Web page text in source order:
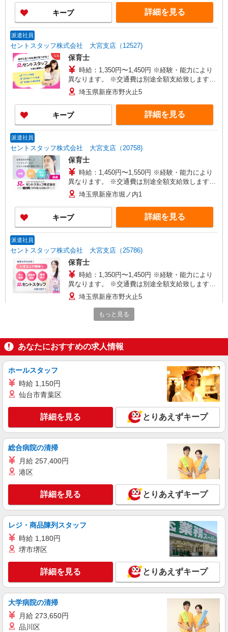
希望休の調整や曜日固定の勤務も相談可。 ※給与
幅は経験・能力による
キープ 詳細を見る
派遣社員
セントスタッフ株式会社 大宮支店（12527)
保育士
時給：1,350円〜1,450円 ※経験・能力により
異なります。 ※交通費は別途全額支給致します。
(規定あり) ※交通費全額支給 ※年次有給休暇あり
※産休育休あり ※退職金支給制度あり ※その他、
希望休の調整や曜日固定の勤務も相談可。 ※給与
幅は経験・能力による
埼玉県新座市野火止5
キープ 詳細を見る
派遣社員
セントスタッフ株式会社 大宮支店（20758)
保育士
時給：1,450円〜1,550円 ※経験・能力により
異なります。 ※交通費は別途全額支給致します。
(規定あり) ※交通費全額支給 ※年次有給休暇あり
※産休育休あり ※退職金支給制度あり ※その他、
希望休の調整や曜日固定の勤務も相談可。 ※給与
幅は経験・能力による
埼玉県新座市堀ノ内1
キープ 詳細を見る
派遣社員
セントスタッフ株式会社 大宮支店（25786)
保育士
時給：1,350円〜1,450円 ※経験・能力により
異なります。 ※交通費は別途全額支給致します。
(規定あり) ※交通費全額支給 ※年次有給休暇あり
※産休育休あり ※退職金支給制度あり ※その他、
希望休の調整や曜日固定の勤務も相談可。 ※給与
幅は経験・能力による
埼玉県新座市野火止5
派遣社員
セントスタッフ株式会社 大宮支店（12237)
希望休の調整や曜日固定の勤務も相談可。 ※給与
幅は経験・能力による
キープ 詳細を見る
派遣社員
セントスタッフ株式会社 大宮支店（20009)
時給：1,350円〜1,450円 ※経験・能力により
異なります。 ※交通費は別途全額支給致します。
(規定あり) ※交通費全額支給 ※年次有給休暇あり
※産休育休あり ※退職金支給制度あり ※その他、
希望休の調整や曜日固定の勤務も相談可。 ※給与
幅は経験・能力による
埼玉県新座市石神4
キープ 詳細を見る
派遣社員
保育士
時給：1,350円〜1,450円 ※経験・能力により
異なります。 ※交通費は別途全額支給致します。
※産休育休あり ※退職金支給制度あり ※その他、
希望休の調整や曜日固定の勤務も相談可。 ※給与
詳細を見る
もっと見る
あなたにおすすめの求人情報
ホールスタッフ
時給 1,150円
仙台市青葉区
詳細を見る とりあえずキープ
総合病院の清掃
月給 257,400円
港区
詳細を見る とりあえずキープ
レジ・商品陳列スタッフ
時給 1,180円
堺市堺区
詳細を見る とりあえずキープ
大学病院の清掃
月給 273,650円
品川区